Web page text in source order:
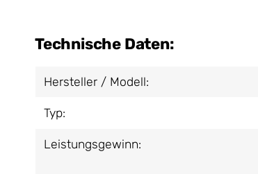
Technische Daten:
Hersteller / Modell:
Typ:
Leistungsgewinn: